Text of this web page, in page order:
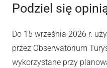
Podziel się
Do 15 września 2026 r.
przez Obserwatorium
wykorzystane przy